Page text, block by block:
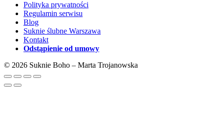
Polityka prywatności
Regulamin serwisu
Blog
Suknie ślubne Warszawa
Kontakt
Odstąpienie od umowy
© 2026 Suknie Boho – Marta Trojanowska